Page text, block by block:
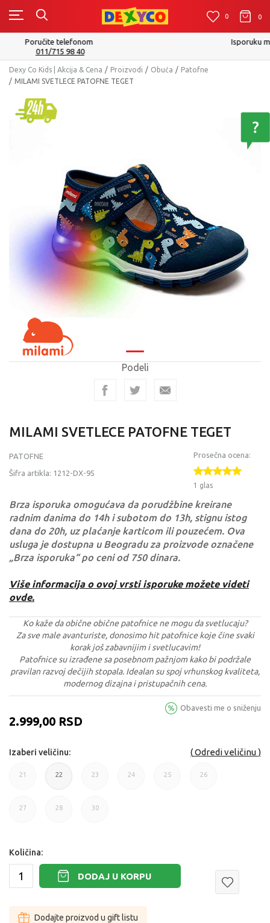
0 0 0
Isporuku možete očekivati u roku od 2 do 4 radna dana!
Dexy Co Kids | Akcija & Cena Proizvodi Obuća
Patofne
MILAMI SVETLECE PATOFNE TEGET
Podeli
MILAMI SVETLECE PATOFNE TEGET
PATOFNE
Šifra artikla: 1212-DX-95
Prosečna ocena:
1 glas
Brza isporuka omogućava da porudžbine kreirane
radnim danima do 14h i subotom do 13h, stignu istog
dana do 20h, uz plaćanje karticom ili pouzećem. Ova
usluga je dostupna u Beogradu za proizvode označene
„Brza isporuka“ po ceni od 750 dinara.
Više informacija o ovoj vrsti isporuke možete videti
ovde.
Ko kaže da obične obične patofnice ne mogu da svetlucaju?
Za sve male avanturiste, donosimo hit patofnice koje čine svaki
korak još zabavnijim i svetlucavim!
Patofnice su izrađene sa posebnom pažnjom kako bi podržale
pravilan razvoj dečijih stopala. Idealan su spoj vrhunskog kvaliteta,
modernog dizajna i pristupačnih cena.
2.999,00 RSD
Obavesti me o sniženju
Odredi veličinu
Izaberi veličinu:
21 22 23 24 25 26
27
28 30
Količina:
DODAJ U KORPU
Dodajte proizvod u gift listu